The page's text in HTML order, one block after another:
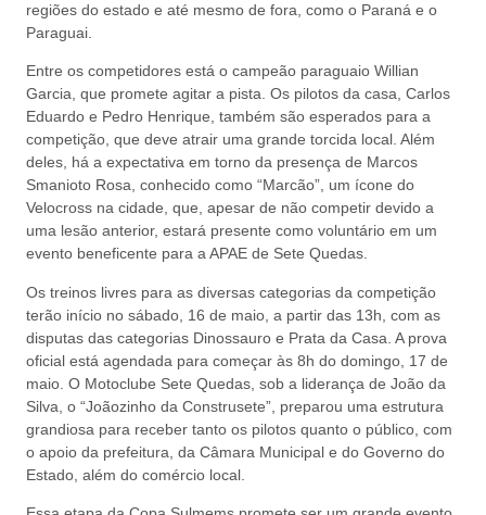
regiões do estado e até mesmo de fora, como o Paraná e o
Paraguai.
Entre os competidores está o campeão paraguaio Willian
Garcia, que promete agitar a pista. Os pilotos da casa, Carlos
Eduardo e Pedro Henrique, também são esperados para a
competição, que deve atrair uma grande torcida local. Além
deles, há a expectativa em torno da presença de Marcos
Smanioto Rosa, conhecido como “Marcão”, um ícone do
Velocross na cidade, que, apesar de não competir devido a
uma lesão anterior, estará presente como voluntário em um
evento beneficente para a APAE de Sete Quedas.
Os treinos livres para as diversas categorias da competição
terão início no sábado, 16 de maio, a partir das 13h, com as
disputas das categorias Dinossauro e Prata da Casa. A prova
oficial está agendada para começar às 8h do domingo, 17 de
maio. O Motoclube Sete Quedas, sob a liderança de João da
Silva, o “Joãozinho da Construsete”, preparou uma estrutura
grandiosa para receber tanto os pilotos quanto o público, com
o apoio da prefeitura, da Câmara Municipal e do Governo do
Estado, além do comércio local.